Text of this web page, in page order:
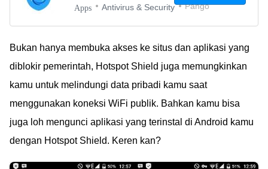
Apps Antivirus & Security Pango
Bukan hanya membuka akses ke situs dan aplikasi yang
diblokir pemerintah, Hotspot Shield juga memungkinkan
kamu untuk melindungi data pribadi kamu saat
menggunakan koneksi WiFi publik. Bahkan kamu bisa
juga loh mengunci aplikasi yang terinstal di Android kamu
dengan Hotspot Shield. Keren kan?